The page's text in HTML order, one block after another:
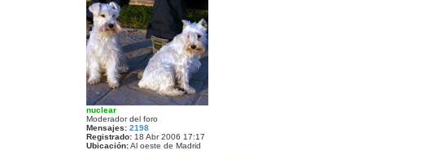
nuclear
Moderador del foro
Mensajes: 2198
Registrado: 18 Abr 2006 17:17
Ubicación:Al oeste de Madrid